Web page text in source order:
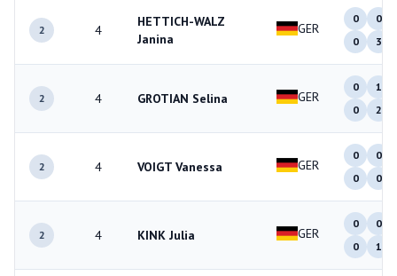
2 4
HETTICH-WALZ
Janina
GER
0
0
0
3
2 4 GROTIAN Selina GER
0
1
0
2
2 4 VOIGT Vanessa GER
0
0
0
0
2 4 KINK Julia GER
0
0
0
1